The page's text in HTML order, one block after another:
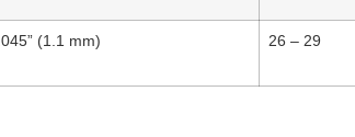
.045” (1.1 mm) 26 – 29